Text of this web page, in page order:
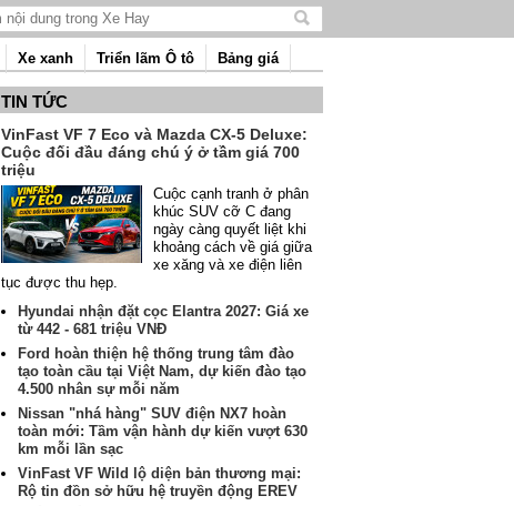
Tìm
nội
dung
Xe xanh Triển lãm Ô tô
Bảng giá
TIN TỨC
VinFast VF 7 Eco và Mazda CX-5 Deluxe:
Cuộc đối đầu đáng chú ý ở tầm giá 700
triệu
Cuộc cạnh tranh ở phân
khúc SUV cỡ C đang
ngày càng quyết liệt khi
khoảng cách về giá giữa
xe xăng và xe điện liên
tục được thu hẹp.
Hyundai nhận đặt cọc Elantra 2027: Giá xe
từ 442 - 681 triệu VNĐ
Ford hoàn thiện hệ thống trung tâm đào
tạo toàn cầu tại Việt Nam, dự kiến đào tạo
4.500 nhân sự mỗi năm
Nissan "nhá hàng" SUV điện NX7 hoàn
toàn mới: Tầm vận hành dự kiến vượt 630
km mỗi lần sạc
VinFast VF Wild lộ diện bản thương mại:
Rộ tin đồn sở hữu hệ truyền động EREV